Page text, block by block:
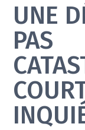
UNE
PAS